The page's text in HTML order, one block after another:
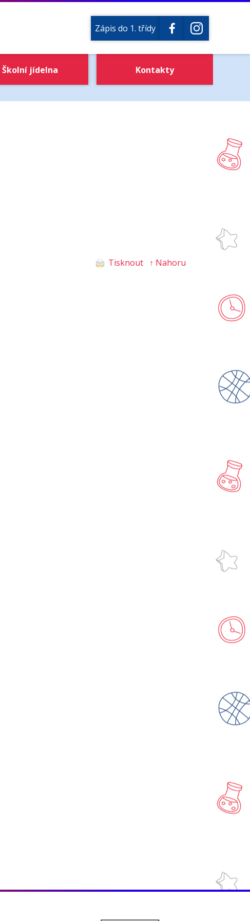
Zápis do 1. třídy
Školní jídelna Kontakty
Tisknout ↑ Nahoru